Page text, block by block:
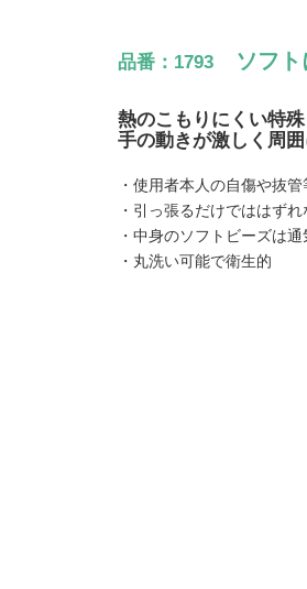
品番：1793 ソフト
熱のこもりにくい特
手の動きが激しく周
・使用者本人の自傷や抜
・引っ張るだけでははず
・中身のソフトビーズは
・丸洗い可能で衛生的